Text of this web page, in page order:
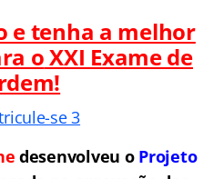
e tenha a melhor
oXXI Exame de
desenvolveu o Projeto